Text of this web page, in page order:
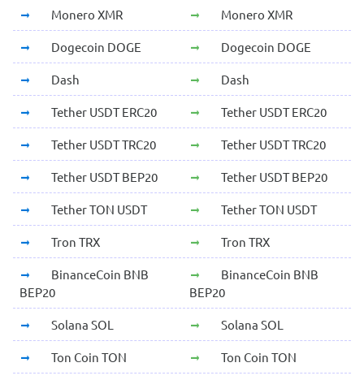
Monero XMR Monero XMR
Dogecoin DOGE Dogecoin DOGE
Dash Dash
Tether USDT ERC20 Tether USDT ERC20
Tether USDT TRC20 Tether USDT TRC20
Tether USDT BEP20 Tether USDT BEP20
Tether TON USDT Tether TON USDT
Tron TRX Tron TRX
BinanceCoin BNB
BEP20
BinanceCoin BNB
BEP20
Solana SOL Solana SOL
Ton Coin TON Ton Coin TON